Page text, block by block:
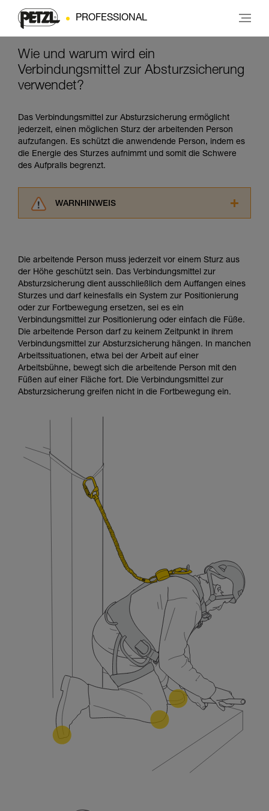
PROFESSIONAL
Wie und warum wird ein
Verbindungsmittel zur Absturzsicherung
verwendet?
Das Verbindungsmittel zur Absturzsicherung ermöglicht
jederzeit, einen möglichen Sturz der arbeitenden Person
aufzufangen. Es schützt die anwendende Person, indem es
die Energie des Sturzes aufnimmt und somit die Schwere
des Aufpralls begrenzt.
WARNHINWEIS
ziehen. Um diese Zusatzinformationen
verstehen zu können, müssen Sie zuerst die in
der Gebrauchsanweisung enthaltenen
Informationen richtig verstanden haben.
Die Beherrschung dieser Techniken setzt eine
entsprechende Ausbildung und ein spezielles
Training voraus. Prüfen Sie zusammen mit
einem Profi, ob Sie in der Lage sind, den
Vorgang alleine sicher zu wiederholen, bevor
Sie ihn eigenständig durchführen.
Wir geben Beispiele für die mit Ihrer Aktivität
verbundenen Techniken. Möglicherweise gibt es
beschrieben werden.
Die arbeitende Person muss jederzeit vor einem Sturz aus
der Höhe geschützt sein. Das Verbindungsmittel zur
Absturzsicherung dient ausschließlich dem Auffangen eines
Sturzes und darf keinesfalls ein System zur Positionierung
oder zur Fortbewegung ersetzen, sei es ein
Verbindungsmittel zur Positionierung oder einfach die Füße.
Die arbeitende Person darf zu keinem Zeitpunkt in ihrem
Verbindungsmittel zur Absturzsicherung hängen. In manchen
Arbeitssituationen, etwa bei der Arbeit auf einer
Arbeitsbühne, bewegt sich die arbeitende Person mit den
Füßen auf einer Fläche fort. Die Verbindungsmittel zur
Absturzsicherung greifen nicht in die Fortbewegung ein.